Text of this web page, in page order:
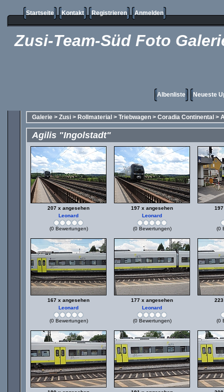
Startseite Kontakt Registrieren Anmelden
Zusi-Team-Süd Foto
Albenliste Neueste
Galerie > Zusi > Rollmaterial > Triebwagen > Coradia Continental >
Agilis "Ingolstadt"
207 x angesehen
Leonard
(0 Bewertungen)
197 x angesehen
Leonard
(0 Bewertungen) (0
167 x angesehen
Leonard
(0 Bewertungen)
177 x angesehen
Leonard
(0 Bewertungen) (0